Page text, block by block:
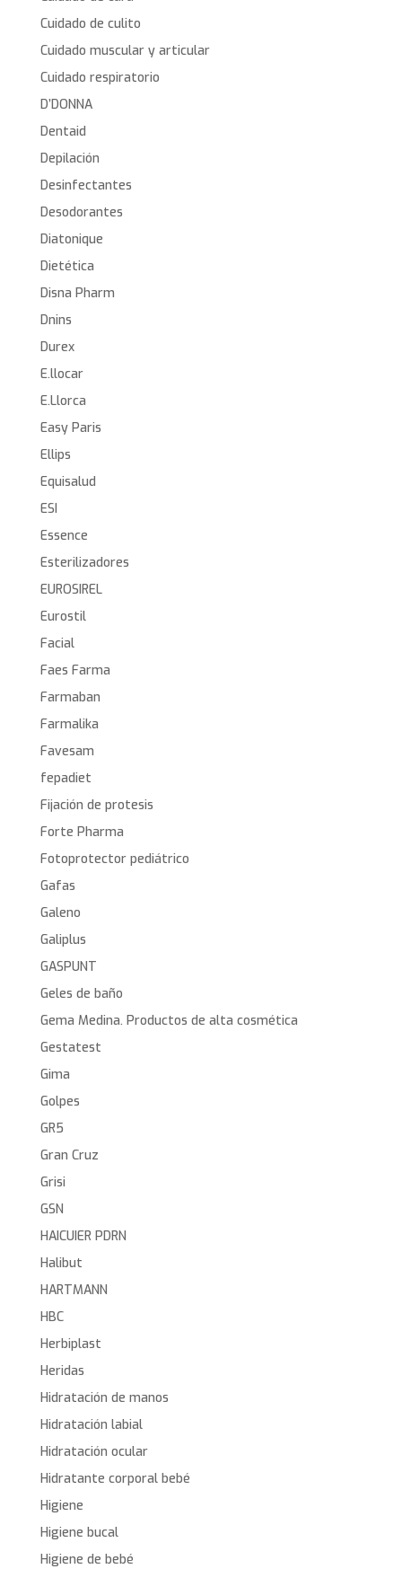
Cuidado de culito
Cuidado muscular y articular
Cuidado respiratorio
D’DONNA
Dentaid
Depilación
Desinfectantes
Desodorantes
Diatonique
Dietética
Disna Pharm
Dnins
Durex
E.llocar
E.Llorca
Easy Paris
Ellips
Equisalud
ESI
Essence
Esterilizadores
EUROSIREL
Eurostil
Facial
Faes Farma
Farmaban
Farmalika
Favesam
fepadiet
Fijación de protesis
Forte Pharma
Fotoprotector pediátrico
Gafas
Galeno
Galiplus
GASPUNT
Geles de baño
Gema Medina. Productos de alta cosmética
Gestatest
Gima
Golpes
GR5
Gran Cruz
Grisi
GSN
HAICUIER PDRN
Halibut
HARTMANN
HBC
Herbiplast
Heridas
Hidratación de manos
Hidratación labial
Hidratación ocular
Hidratante corporal bebé
Higiene
Higiene bucal
Higiene de bebé